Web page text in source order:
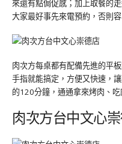
來還有點侷促感；加上取餐的
大家最好事先來電預約，否則容
肉次方每桌都有配備先進的平
手指就能搞定，方便又快速，
的120分鐘，通通拿來烤肉、
肉次方台中文心